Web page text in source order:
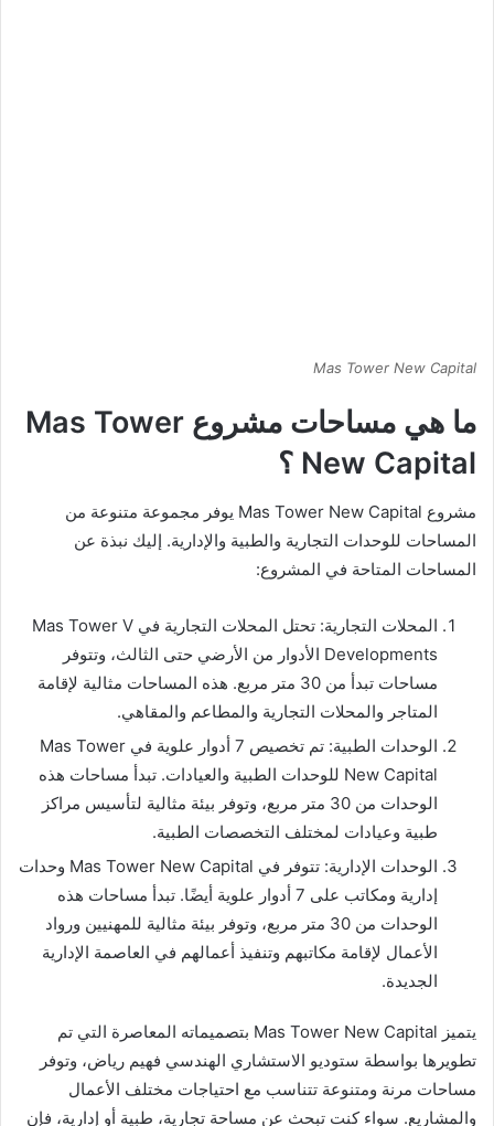
Mas Tower New Capital
ما هي مساحات مشروع Mas Tower
New Capital ؟
مشروع Mas Tower New Capital يوفر مجموعة متنوعة من
المساحات للوحدات التجارية والطبية والإدارية. إليك نبذة عن
المساحات المتاحة في المشروع:
المحلات التجارية: تحتل المحلات التجارية في Mas Tower V
Developments الأدوار من الأرضي حتى الثالث، وتتوفر
مساحات تبدأ من 30 متر مربع. هذه المساحات مثالية لإقامة
المتاجر والمحلات التجارية والمطاعم والمقاهي.
الوحدات الطبية: تم تخصيص 7 أدوار علوية في Mas Tower
New Capital للوحدات الطبية والعيادات. تبدأ مساحات هذه
الوحدات من 30 متر مربع، وتوفر بيئة مثالية لتأسيس مراكز
طبية وعيادات لمختلف التخصصات الطبية.
الوحدات الإدارية: تتوفر في Mas Tower New Capital وحدات
إدارية ومكاتب على 7 أدوار علوية أيضًا. تبدأ مساحات هذه
الوحدات من 30 متر مربع، وتوفر بيئة مثالية للمهنيين ورواد
الأعمال لإقامة مكاتبهم وتنفيذ أعمالهم في العاصمة الإدارية
الجديدة.
يتميز Mas Tower New Capital بتصميماته المعاصرة التي تم
تطويرها بواسطة ستوديو الاستشاري الهندسي فهيم رياض، وتوفر
مساحات مرنة ومتنوعة تتناسب مع احتياجات مختلف الأعمال
والمشاريع. سواء كنت تبحث عن مساحة تجارية، طبية أو إدارية، فإن